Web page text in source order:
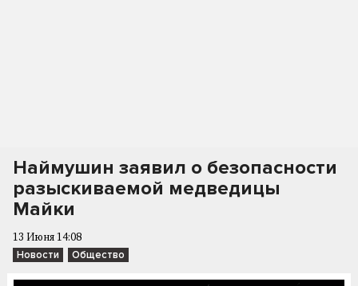
Наймушин заявил о безопасности
разыскиваемой медведицы
Майки
13 Июня 14:08
Новости Общество